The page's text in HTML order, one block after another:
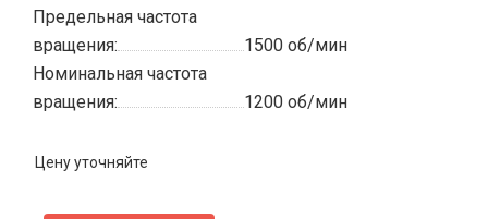
Предельная частота
вращения:
1500 об/мин
Номинальная частота
вращения:
1200 об/мин
Цену уточняйте